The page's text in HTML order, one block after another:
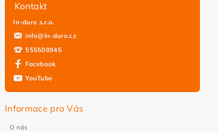
Kontakt
In-duro s.r.o.
info@in-duro.cz
555508945
Facebook
YouTube
Informace pro Vás
O nás